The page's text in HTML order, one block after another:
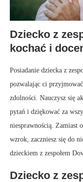
Dziecko z
kochać i
Posiadanie dziecka z
pozwalając ci
zdolności. Nauczysz się
pytań i dziękować za
niesprawnością. Zamiast
wzrok, zaczniesz się do
dzieckiem z zespołem
Dziecko z